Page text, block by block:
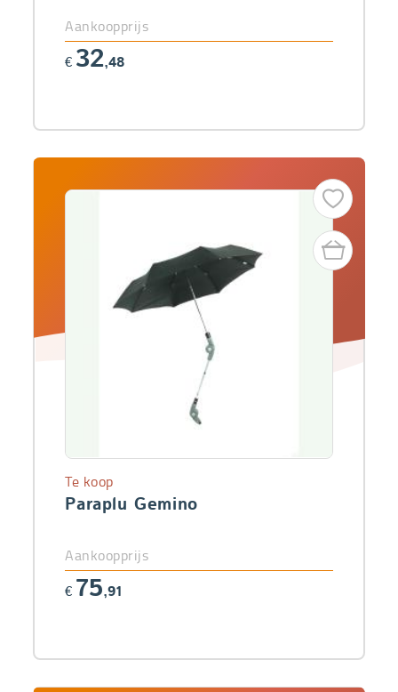
Aankoopprijs
€ 32,48
Paraplu Gemino
Te koop
Aankoopprijs
€ 75,91